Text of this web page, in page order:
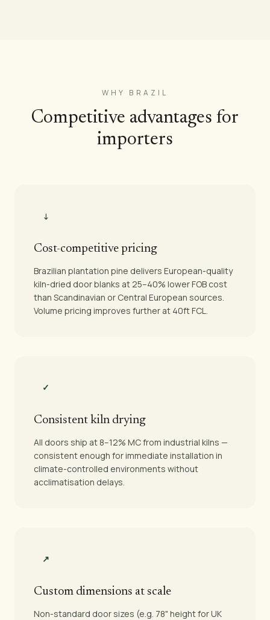
WHY BRAZIL
Competitive advantages for
importers
↓
Cost-competitive pricing
Brazilian plantation pine delivers European-quality
kiln-dried door blanks at 25–40% lower FOB cost
than Scandinavian or Central European sources.
Volume pricing improves further at 40ft FCL.
✓
Consistent kiln drying
All doors ship at 8–12% MC from industrial kilns —
consistent enough for immediate installation in
climate-controlled environments without
acclimatisation delays.
↗
Custom dimensions at scale
Non-standard door sizes (e.g. 78" height for UK